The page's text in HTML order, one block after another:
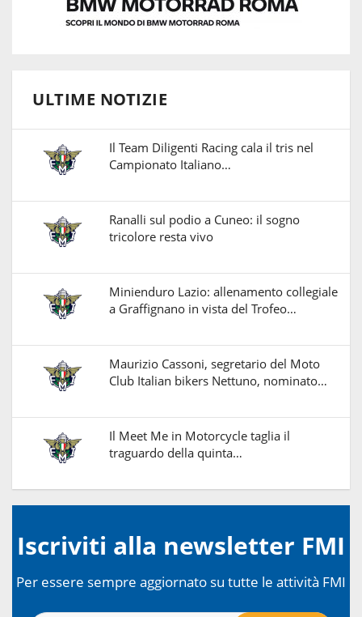
ULTIME NOTIZIE
Il Team Diligenti Racing cala il tris nel
Campionato Italiano…
Ranalli sul podio a Cuneo: il sogno
tricolore resta vivo
Minienduro Lazio: allenamento collegiale
a Graffignano in vista del Trofeo…
Maurizio Cassoni, segretario del Moto
Club Italian bikers Nettuno, nominato…
Il Meet Me in Motorcycle taglia il
traguardo della quinta…
Iscriviti alla newsletter FMI
Per essere sempre aggiornato su tutte le attività FMI